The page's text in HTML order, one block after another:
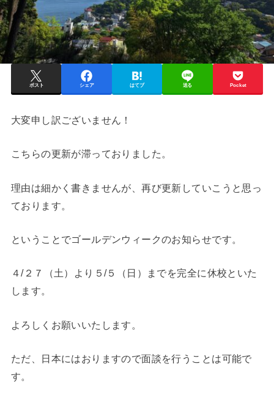
ポスト シェア はてブ 送る Pocket
大変申し訳ございません！
こちらの更新が滞っておりました。
理由は細かく書きませんが、再び更新していこうと思っ
ております。
ということでゴールデンウィークのお知らせです。
４/２７（土）より５/５（日）までを完全に休校といた
します。
よろしくお願いいたします。
ただ、日本にはおりますので面談を行うことは可能で
す。